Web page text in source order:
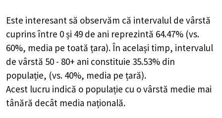
Este interesant să observăm că intervalul de vârstă
cuprins între 0 și 49 de ani reprezintă 64.47% (vs.
60%, media pe toată țara). În același timp, intervalul
de vârstă 50 - 80+ ani constituie 35.53% din
populație, (vs. 40%, media pe țară).
Acest lucru indică o populație cu o vârstă medie mai
tânără decât media națională.